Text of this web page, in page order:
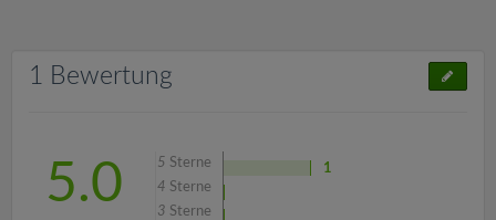
1 Bewertung
5.0 5 Sterne
1
4 Sterne
3 Sterne